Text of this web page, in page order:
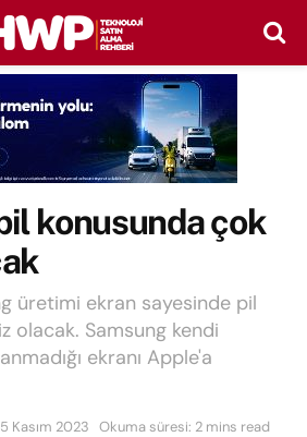
konusunda çok
üretimi ekran sayesinde pil
olacak. Samsung kendi
ekranı Apple'a
Kasım 2023 Okuma süresi: 2 mins read